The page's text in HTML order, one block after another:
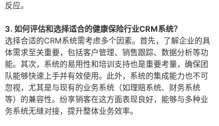
反应。
3. 如何评估和选择适合的健康保险行业CRM系统？
选择合适的CRM系统需考虑多个因素。首先，了解企业的具
体需求至关重要，包括客户管理、销售跟踪、数据分析等功
能。其次，系统的易用性和培训支持也是重要考量，确保团
队能够快速上手并有效使用。此外，系统的集成能力也不可
忽视，尤其是与现有的业务系统（如理赔系统、财务系统
等）的兼容性。纷享销客在这方面表现良好，能够与多种业
务系统无缝对接，提升整体业务效率。